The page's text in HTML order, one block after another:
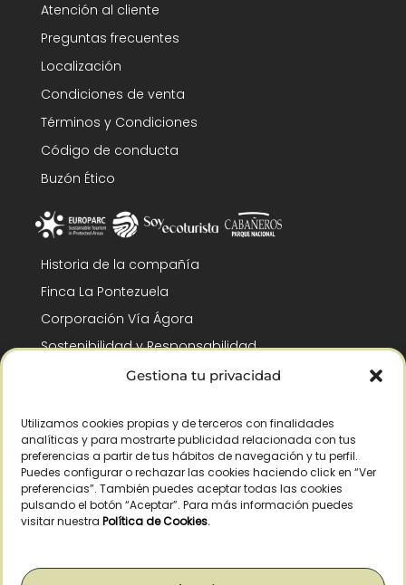
Gestiona tu privacidad
Utilizamos cookies propias y de terceros con finalidades
analíticas y para mostrarte publicidad relacionada con tus
preferencias a partir de tus hábitos de navegación y tu perfil.
Puedes configurar o rechazar las cookies haciendo click en “Ver
preferencias”. También puedes aceptar todas las cookies
pulsando el botón “Aceptar”. Para más información puedes
visitar nuestra Política de Cookies.
Atención al cliente
Preguntas frecuentes
Localización
Condiciones de venta
Términos y Condiciones
Código de conducta
Buzón Ético
Historia de la compañía
Finca La Pontezuela
Corporación Vía Ágora
Sostenibilidad y Responsabilidad
RSC y Fundación Gómez-Pintado
Reconocimientos
|Aviso legal|Política de privacidad|Política de cookies|Derecho de